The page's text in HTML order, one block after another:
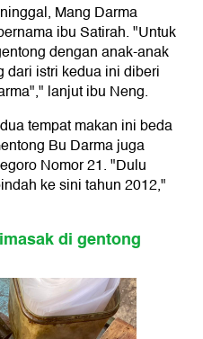
Mang Darma
ibu Satirah. "Untuk
dengan anak-anak
dari istri kedua ini diberi
lanjut ibu Neng.
tempat makan ini beda
Bu Darma juga
Nomor 21. "Dulu
ke sini tahun 2012,"
di gentong